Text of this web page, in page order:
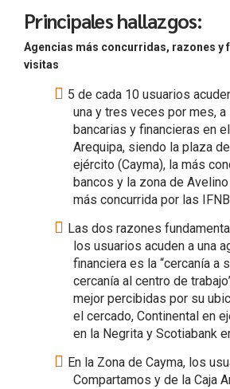
Principales hallazgos:
Agencias más concurridas, razones y
visitas
5 de cada 10 usuarios
una y tres veces por mes,
bancarias y financieras en
Arequipa, siendo la plaza
ejército (Cayma), la más
bancos y la zona de
más concurrida por las
Las dos razones
los usuarios acuden a una
financiera es la “cercanía a
cercanía al centro de
mejor percibidas por su
el cercado, Continental en
en la Negrita y Scotiabank
En la Zona de Cayma, los
Compartamos y de la Caja